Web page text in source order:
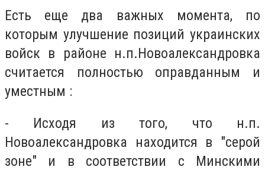
Есть еще два важных момента, по
которым улучшение позиций украинских
войск в районе н.п.Новоалександровка
считается полностью оправданным и
уместным :
- Исходя из того, что н.п.
Новоалександровка находится в "серой
зоне" и в соответствии с Минскими